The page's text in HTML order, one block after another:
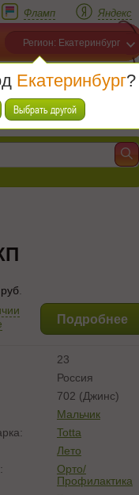
Фламп Яндекс
Регион: Екатеринбург
Екатеринбург?
Выбрать другой
Корзина
Товаров (
руб
Подробнее
23
Россия
702 (джинс)
Мальчик
Totta
Лето
Орто/
Профилактика